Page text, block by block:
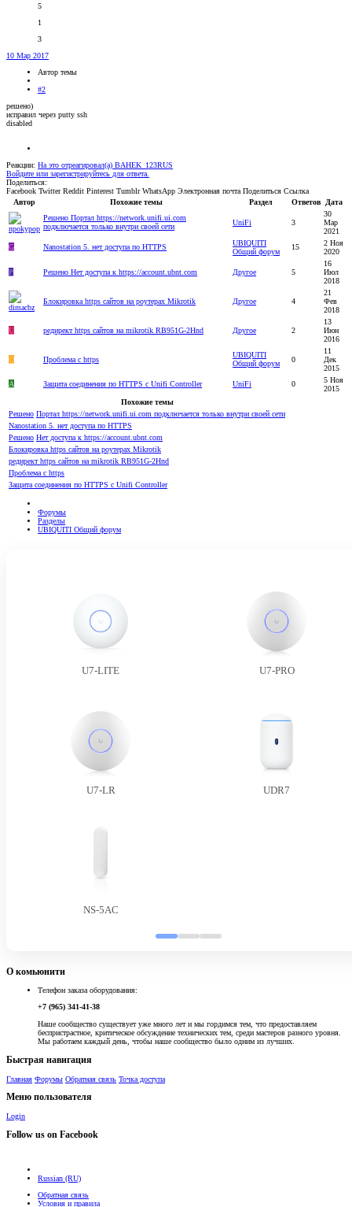
5
1
3
10 Мар 2017
Автор темы
#2
решено)
исправил через putty ssh
disabled
Реакции: На это отреагировал(а) BAHEK_123RUS
Войдите или зарегистрируйтесь для ответа.
Поделиться:
Facebook Twitter Reddit Pinterest Tumblr WhatsApp Электронная почта Поделиться Ссылка
Автор
Похожие темы Раздел Ответов
Дата
Решено Портал https://network.unifi.ui.com
подключается только внутри своей сети
UniFi 3
30
Мар
2021
G
Nanostation 5. нет доступа по HTTPS
UBIQUITI
Общий форум
15
2 Ноя
2020
P Решено Нет доступа к https://account.ubnt.com Другое 5
16
Июл
2018
Блокировка https сайтов на роутерах Mikrotik Другое 4
21
Фев
2018
U редирект https сайтов на mikrotik RB951G-2Hnd Другое 2
13
Июн
2016
O Проблема с https
UBIQUITI
Общий форум
0
11
Дек
2015
A
Защита соединения по HTTPS c Unifi Controller UniFi 0
5 Ноя
2015
Похожие темы
Решено Портал https://network.unifi.ui.com подключается только внутри своей сети
Nanostation 5. нет доступа по HTTPS
Решено Нет доступа к https://account.ubnt.com
Блокировка https сайтов на роутерах Mikrotik
редирект https сайтов на mikrotik RB951G-2Hnd
Проблема с https
Защита соединения по HTTPS c Unifi Controller
Форумы
Разделы
UBIQUITI Общий форум
U7-LITE U7-PRO
U7-LR UDR7
NS-5AC
О комьюнити
Телефон заказа оборудования:
+7 (965) 341-41-38
Наше сообщество существует уже много лет и мы гордимся тем, что предоставляем
беспристрастное, критическое обсуждение технических тем, среди мастеров разного уровня.
Мы работаем каждый день, чтобы наше сообщество было одним из лучших.
Быстрая навигация
Главная Форумы Обратная связь Точка доступа
Меню пользователя
Login
Follow us on Facebook
Russian (RU)
Обратная связь
Условия и правила